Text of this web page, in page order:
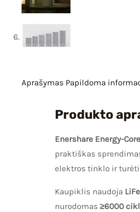
Aprašymas Papildoma
Produkto
Enershare Energy-Core
praktiškas
elektros tinklo ir
Kaupiklis naudoja
nurodomas ≥6000